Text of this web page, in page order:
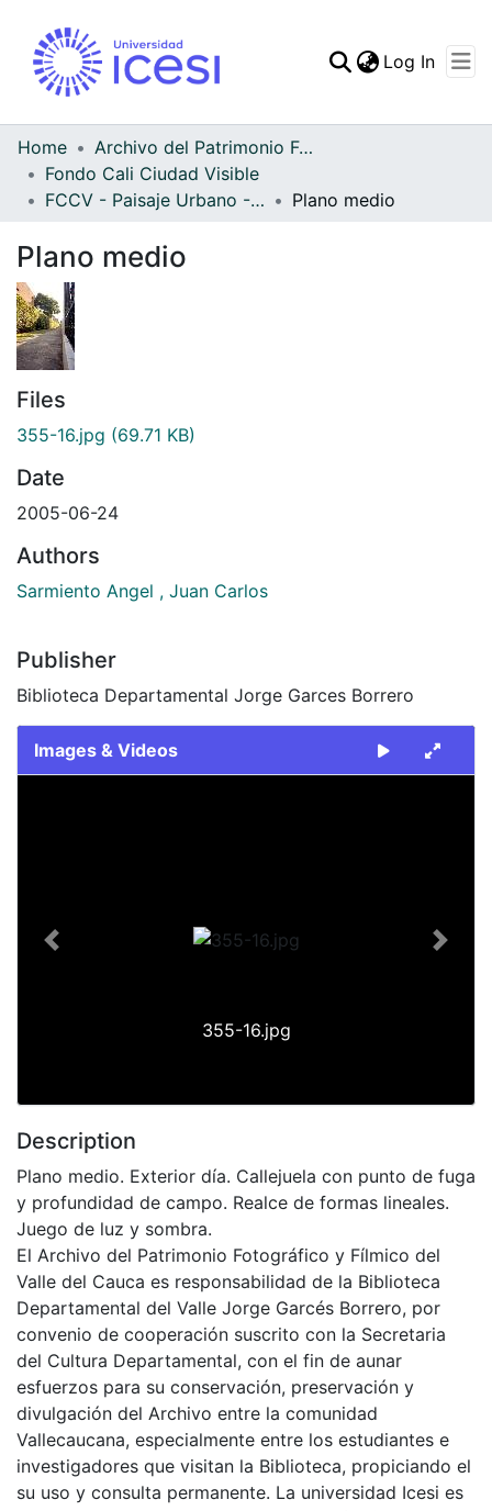
Log In
Home
Archivo del Patrimonio Fotográfico y Fílmico del Valle del Cauca
Fondo Cali Ciudad Visible
FCCV - Paisaje Urbano - Patrimonial
Plano medio
Plano medio
Files
355-16.jpg (69.71 KB)
Date
2005-06-24
Authors
Sarmiento Angel , Juan Carlos
Publisher
Biblioteca Departamental Jorge Garces Borrero
Images & Videos
355-16.jpg
Previous Next
Description
Plano medio. Exterior día. Callejuela con punto de fuga
y profundidad de campo. Realce de formas lineales.
Juego de luz y sombra.
El Archivo del Patrimonio Fotográfico y Fílmico del
Valle del Cauca es responsabilidad de la Biblioteca
Departamental del Valle Jorge Garcés Borrero, por
convenio de cooperación suscrito con la Secretaria
del Cultura Departamental, con el fin de aunar
esfuerzos para su conservación, preservación y
divulgación del Archivo entre la comunidad
Vallecaucana, especialmente entre los estudiantes e
investigadores que visitan la Biblioteca, propiciando el
su uso y consulta permanente. La universidad Icesi es